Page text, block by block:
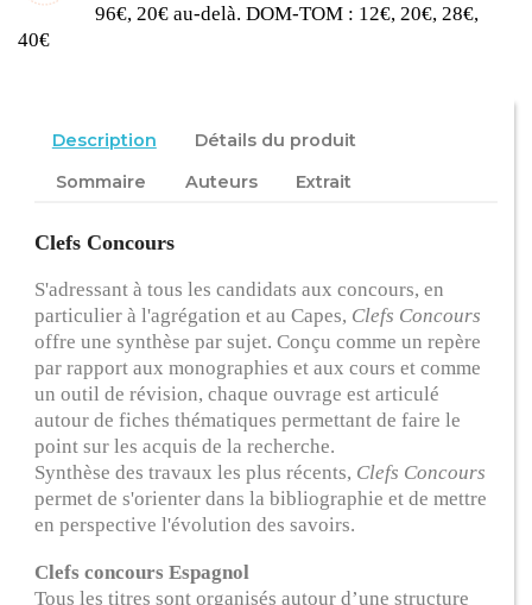
96€, 20€ au-delà. DOM-TOM : 12€, 20€, 28€,
40€
Description
Détails du produit
Sommaire
Auteurs Extrait
Clefs Concours
S'adressant à tous les candidats aux concours, en
particulier à l'agrégation et au Capes, Clefs Concours
offre une synthèse par sujet. Conçu comme un repère
par rapport aux monographies et aux cours et comme
un outil de révision, chaque ouvrage est articulé
autour de fiches thématiques permettant de faire le
point sur les acquis de la recherche.
Synthèse des travaux les plus récents, Clefs Concours
permet de s'orienter dans la bibliographie et de mettre
en perspective l'évolution des savoirs.
Clefs concours Espagnol
Tous les titres sont organisés autour d’une structure